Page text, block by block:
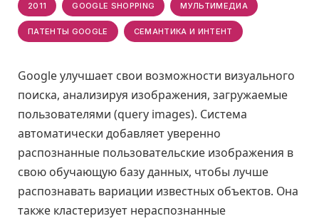
2011 GOOGLE SHOPPING МУЛЬТИМЕДИА
ПАТЕНТЫ GOOGLE СЕМАНТИКА И ИНТЕНТ
Google улучшает свои возможности визуального
поиска, анализируя изображения, загружаемые
пользователями (query images). Система
автоматически добавляет уверенно
распознанные пользовательские изображения в
свою обучающую базу данных, чтобы лучше
распознавать вариации известных объектов. Она
также кластеризует нераспознанные